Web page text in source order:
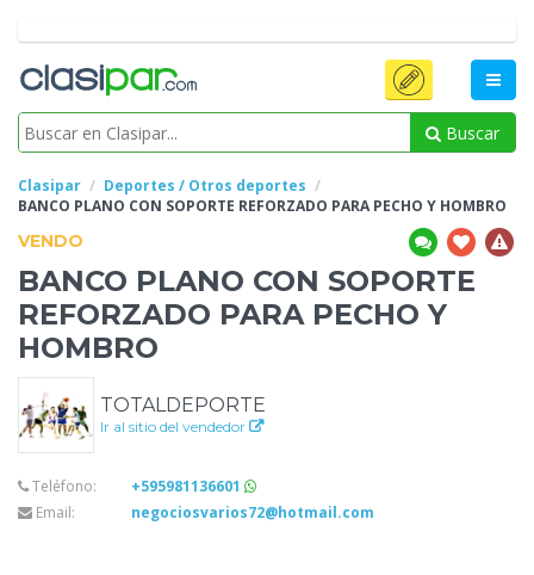
Buscar
Clasipar
Deportes / Otros deportes
BANCO PLANO CON SOPORTE REFORZADO PARA PECHO Y HOMBRO
VENDO
BANCO PLANO CON SOPORTE
REFORZADO PARA PECHO Y
HOMBRO
TOTALDEPORTE
Ir al sitio del vendedor
Teléfono:
+595981136601
Email:
negociosvarios72@hotmail.com